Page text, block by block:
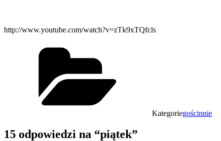
http://www.youtube.com/watch?v=zTk9xTQfcls
Kategoriegościnnie
15 odpowiedzi na “piątek”